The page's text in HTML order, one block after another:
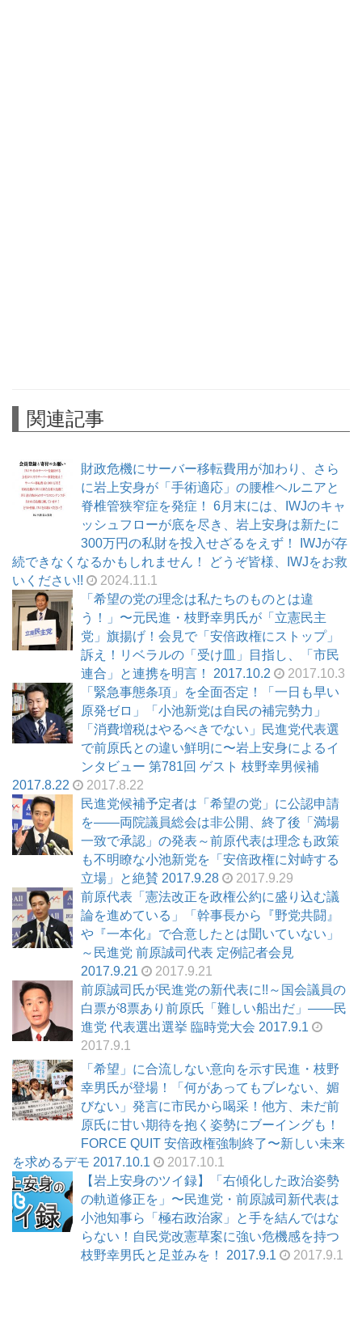
関連記事
財政危機にサーバー移転費用が加わり、さら
に岩上安身が「手術適応」の腰椎ヘルニアと
脊椎管狭窄症を発症！ 6月末には、IWJのキャ
ッシュフローが底を尽き、岩上安身は新たに
300万円の私財を投入せざるをえず！ IWJが存
続できなくなるかもしれません！ どうぞ皆様、IWJをお救
いください!!
2024.11.1
「希望の党の理念は私たちのものとは違
う！」〜元民進・枝野幸男氏が「立憲民主
党」旗揚げ！会見で「安倍政権にストップ」
訴え！リベラルの「受け皿」目指し、「市民
連合」と連携を明言！ 2017.10.2
2017.10.3
「緊急事態条項」を全面否定！「一日も早い
原発ゼロ」「小池新党は自民の補完勢力」
「消費増税はやるべきでない」民進党代表選
で前原氏との違い鮮明に〜岩上安身によるイ
ンタビュー 第781回 ゲスト 枝野幸男候補
2017.8.22
2017.8.22
民進党候補予定者は「希望の党」に公認申請
を――両院議員総会は非公開、終了後「満場
一致で承認」の発表～前原代表は理念も政策
も不明瞭な小池新党を「安倍政権に対峙する
立場」と絶賛 2017.9.28
2017.9.29
前原代表「憲法改正を政権公約に盛り込む議
論を進めている」「幹事長から『野党共闘』
や『一本化』で合意したとは聞いていない」
～民進党 前原誠司代表 定例記者会見
2017.9.21
2017.9.21
前原誠司氏が民進党の新代表に!!～国会議員の
白票が8票あり前原氏「難しい船出だ」――民
進党 代表選出選挙 臨時党大会 2017.9.1
2017.9.1
「希望」に合流しない意向を示す民進・枝野
幸男氏が登場！「何があってもブレない、媚
びない」発言に市民から喝采！他方、未だ前
原氏に甘い期待を抱く姿勢にブーイングも！
FORCE QUIT 安倍政権強制終了〜新しい未来
を求めるデモ 2017.10.1
2017.10.1
【岩上安身のツイ録】「右傾化した政治姿勢
の軌道修正を」〜民進党・前原誠司新代表は
小池知事ら「極右政治家」と手を結んではな
らない！自民党改憲草案に強い危機感を持つ
枝野幸男氏と足並みを！ 2017.9.1
2017.9.1